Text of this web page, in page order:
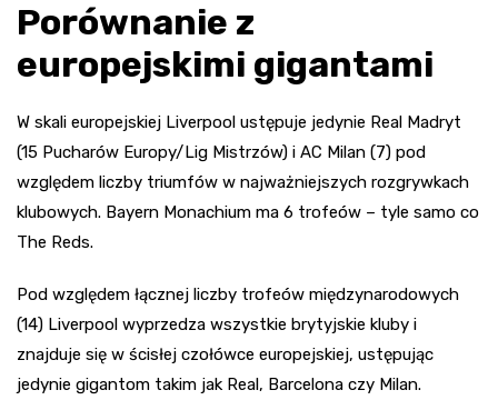
Porównanie z
europejskimi gigantami
W skali europejskiej Liverpool ustępuje jedynie Real Madryt
(15 Pucharów Europy/Lig Mistrzów) i AC Milan (7) pod
względem liczby triumfów w najważniejszych rozgrywkach
klubowych. Bayern Monachium ma 6 trofeów – tyle samo co
The Reds.
Pod względem łącznej liczby trofeów międzynarodowych
(14) Liverpool wyprzedza wszystkie brytyjskie kluby i
znajduje się w ścisłej czołówce europejskiej, ustępując
jedynie gigantom takim jak Real, Barcelona czy Milan.